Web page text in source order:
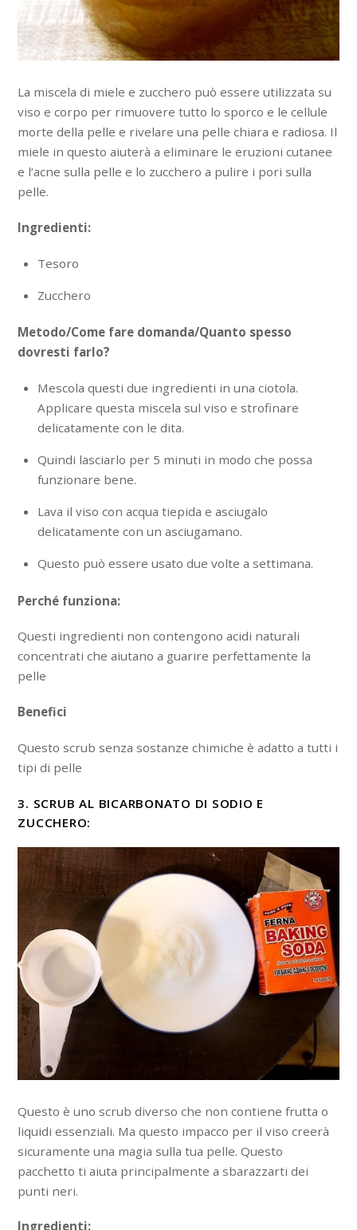
La miscela di miele e zucchero può essere utilizzata su
viso e corpo per rimuovere tutto lo sporco e le cellule
morte della pelle e rivelare una pelle chiara e radiosa. Il
miele in questo aiuterà a eliminare le eruzioni cutanee
e l’acne sulla pelle e lo zucchero a pulire i pori sulla
pelle.
Ingredienti:
Tesoro
Zucchero
Metodo/Come fare domanda/Quanto spesso
dovresti farlo?
Mescola questi due ingredienti in una ciotola.
Applicare questa miscela sul viso e strofinare
delicatamente con le dita.
Quindi lasciarlo per 5 minuti in modo che possa
funzionare bene.
Lava il viso con acqua tiepida e asciugalo
delicatamente con un asciugamano.
Questo può essere usato due volte a settimana.
Perché funziona:
Questi ingredienti non contengono acidi naturali
concentrati che aiutano a guarire perfettamente la
pelle
Benefici
Questo scrub senza sostanze chimiche è adatto a tutti i
tipi di pelle
3. SCRUB AL BICARBONATO DI SODIO E
ZUCCHERO:
Questo è uno scrub diverso che non contiene frutta o
liquidi essenziali. Ma questo impacco per il viso creerà
sicuramente una magia sulla tua pelle. Questo
pacchetto ti aiuta principalmente a sbarazzarti dei
punti neri.
Ingredienti: